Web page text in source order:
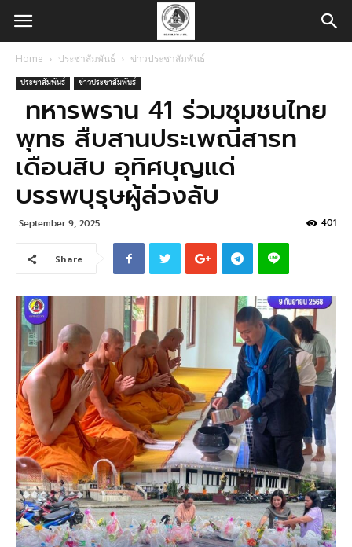
Home ประชาสัมพันธ์ ข่าวประชาสัมพันธ์
ประชาสัมพันธ์ ข่าวประชาสัมพันธ์
ทหารพราน 41 ร่วมชุมชนไทย
พุทธ สืบสานประเพณีสารท
เดือนสิบ อุทิศบุญแด่
บรรพบุรุษผู้ล่วงลับ
September 9, 2025 401
Share